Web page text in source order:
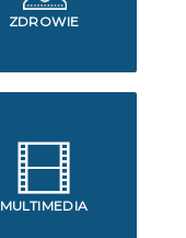
ZDROWIE
MULTIMEDIA